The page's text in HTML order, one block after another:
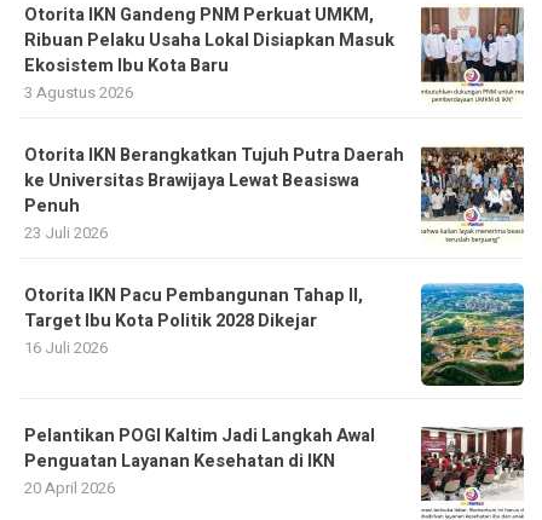
Otorita IKN Gandeng PNM Perkuat UMKM,
Ribuan Pelaku Usaha Lokal Disiapkan Masuk
Ekosistem Ibu Kota Baru
3 Agustus 2026
Otorita IKN Berangkatkan Tujuh Putra Daerah
ke Universitas Brawijaya Lewat Beasiswa
Penuh
23 Juli 2026
Otorita IKN Pacu Pembangunan Tahap II,
Target Ibu Kota Politik 2028 Dikejar
16 Juli 2026
Pelantikan POGI Kaltim Jadi Langkah Awal
Penguatan Layanan Kesehatan di IKN
20 April 2026